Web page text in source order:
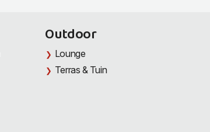
Outdoor
Lounge
Terras & Tuin